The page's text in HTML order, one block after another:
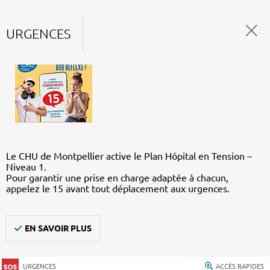
URGENCES
Le CHU de Montpellier active le Plan Hôpital en Tension –
Niveau 1.
Pour garantir une prise en charge adaptée à chacun,
appelez le 15 avant tout déplacement aux urgences.
EN SAVOIR PLUS
URGENCES ACCÈS RAPIDES